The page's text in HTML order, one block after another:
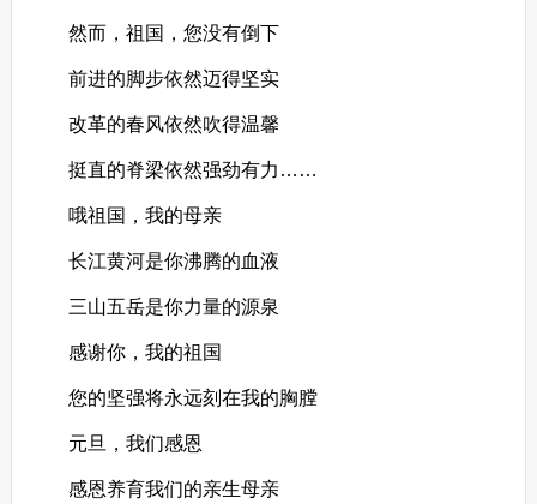
然而，祖国，您没有倒下
前进的脚步依然迈得坚实
改革的春风依然吹得温馨
挺直的脊梁依然强劲有力……
哦祖国，我的母亲
长江黄河是你沸腾的血液
三山五岳是你力量的源泉
感谢你，我的祖国
您的坚强将永远刻在我的胸膛
元旦，我们感恩
感恩养育我们的亲生母亲